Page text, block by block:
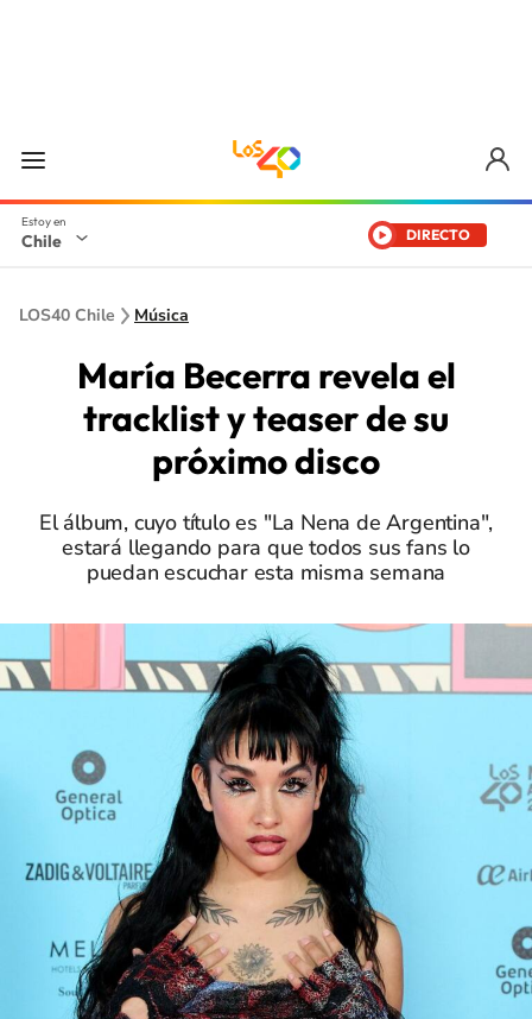
Chile DIRECTO
LOS40 Chile Música
María Becerra revela el
tracklist y teaser de su
próximo disco
El álbum, cuyo título es "La Nena de Argentina",
estará llegando para que todos sus fans lo
puedan escuchar esta misma semana